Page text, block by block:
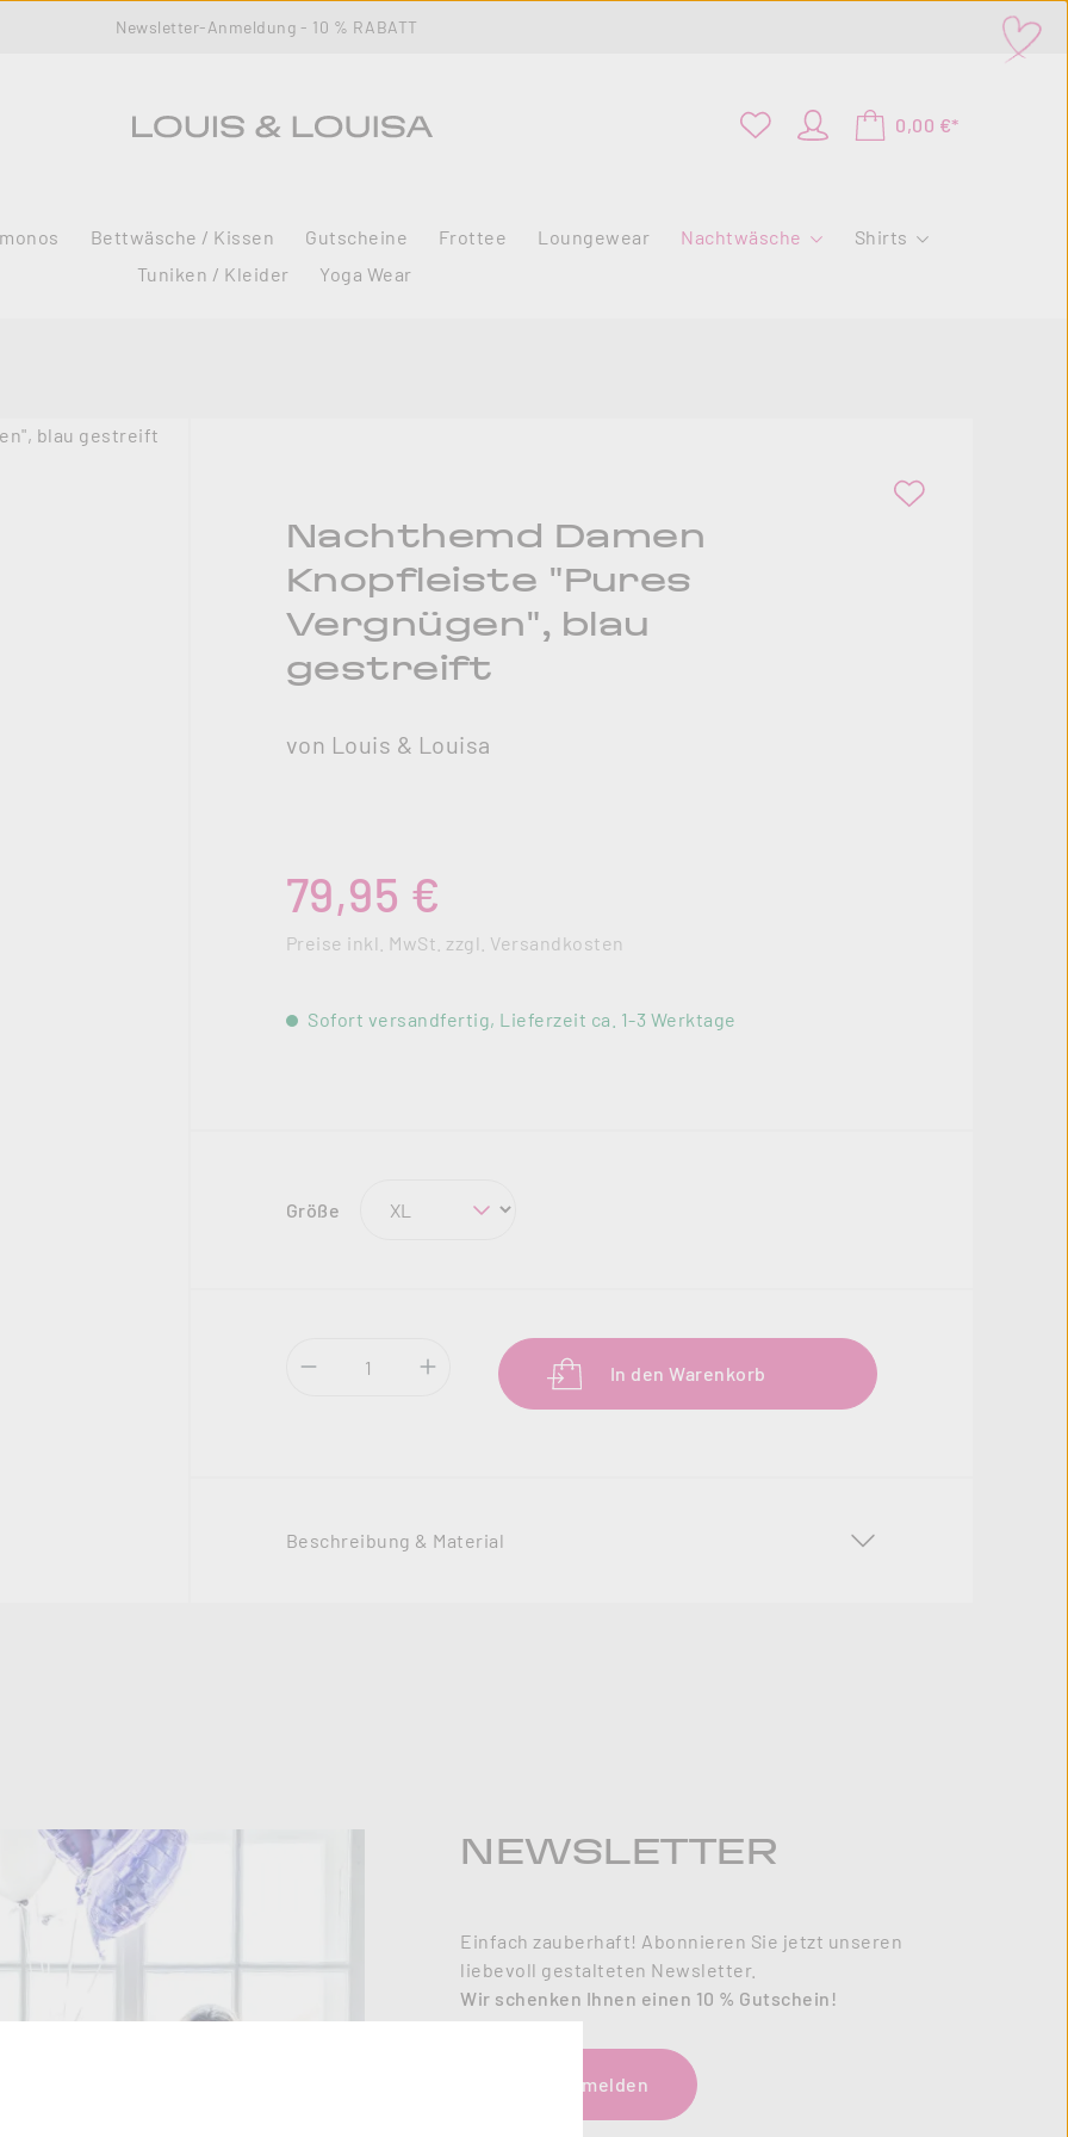
Newsletter-Anmeldung - 10 % RABATT
0,00 €*
Bettwäsche / Kissen Gutscheine Frottee Loungewear Nachtwäsche
Shirts
Tuniken / Kleider
Yoga Wear
Nachthemd Damen
Knopfleiste "Pures
Vergnügen", blau
gestreift
von Louis & Louisa
79,95 €
Preise inkl. MwSt. zzgl. Versandkosten
Sofort versandfertig, Lieferzeit ca. 1-3 Werktage
Größe auswählen
Produkt Anzahl: Gib den gewünschten Wert ein oder
In den Warenkorb
Beschreibung & Material
NEWSLETTER
Einfach zauberhaft! Abonnieren Sie jetzt unseren
liebevoll gestalteten Newsletter.
Wir schenken Ihnen einen 10 % Gutschein!
Jetzt anmelden